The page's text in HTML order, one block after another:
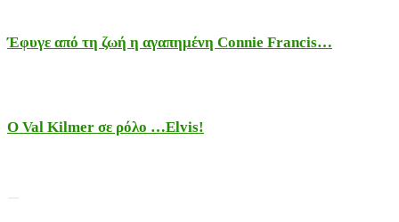
Έφυγε από τη ζωή η αγαπημένη Connie Francis…
Ο Val Kilmer σε ρόλο …Elvis!